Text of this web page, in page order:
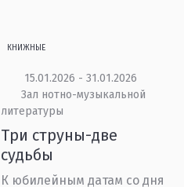
КНИЖНЫЕ
15.01.2026 - 31.01.2026
Зал нотно-музыкальной
литературы
Три струны-две
судьбы
К юбилейным датам со дня